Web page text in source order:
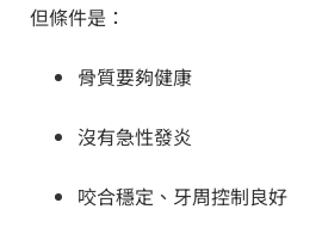
但條件是：
骨質要夠健康
沒有急性發炎
咬合穩定、牙周控制良好